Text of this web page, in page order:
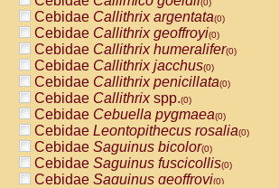
PitheciidaeCallicebus torquatus
PitheciidaeCallicebusspp.(0)
PitheciidaeChiropotes satanas(0)
PitheciidaePithecia monachus
PitheciidaePithecia pithecia(0)
CercopithecidaeCercocebus agilis
CercopithecidaeCercocebus
CercopithecidaeCercocebus
CercopithecidaeCercocebus
CercopithecidaeCercocebus
CercopithecidaeCercocebushybrid
(0)
Cebidae Callithrix argentata(0)
Cebidae Callithrix geoffroyi(0)
Cebidae Callithrix humeralifer(0)
Cebidae Callithrix jacchus(0)
Cebidae Callithrix penicillata(0)
Cebidae Callithrixspp.(0)
Cebidae Cebuella pygmaea(0)
Cebidae Leontopithecus rosalia(0)
Cebidae Saguinus bicolor(0)
Cebidae Saguinus fuscicollis(0)
Cebidae Saguinus geoffroyi(0)